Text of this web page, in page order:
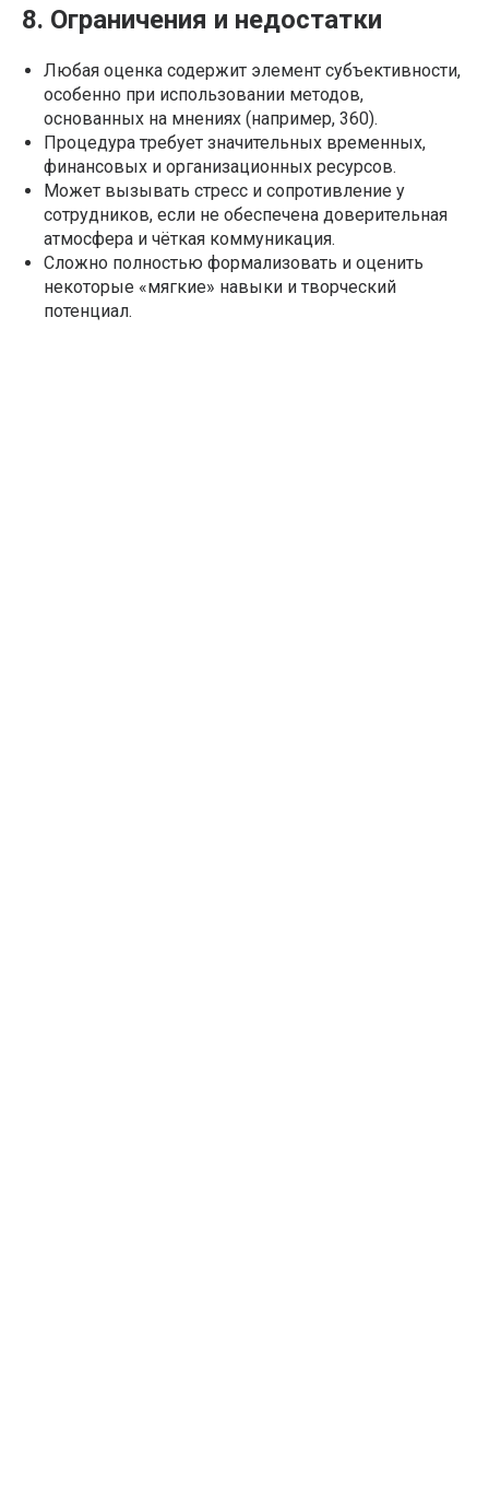
8. Ограничения и недостатки
Любая оценка содержит элемент субъективности,
особенно при использовании методов,
основанных на мнениях (например, 360).
Процедура требует значительных временных,
финансовых и организационных ресурсов.
Может вызывать стресс и сопротивление у
сотрудников, если не обеспечена доверительная
атмосфера и чёткая коммуникация.
Сложно полностью формализовать и оценить
некоторые «мягкие» навыки и творческий
потенциал.